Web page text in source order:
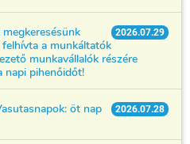
2026.07.29
a munkáltatók
munkavállalók részére
napi pihenőidőt!
2026.07.28
öt nap